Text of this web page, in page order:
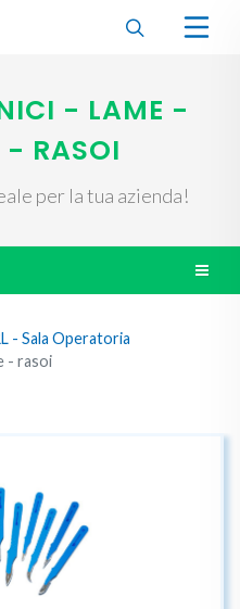
- LAME -
- RASOI
per la tua azienda!
- Sala Operatoria
- rasoi